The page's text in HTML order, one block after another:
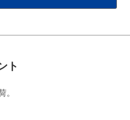
ト
。